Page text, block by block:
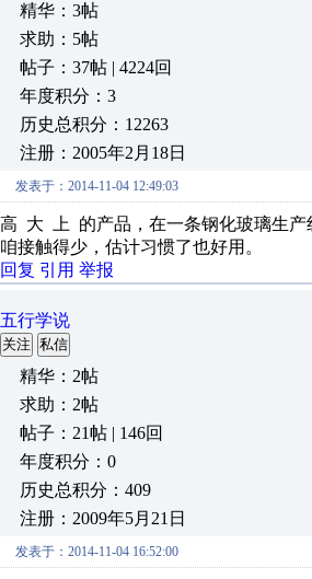
精华：3帖
求助：5帖
帖子：37帖 | 4224回
年度积分：3
历史总积分：12263
注册：2005年2月18日
发表于：2014-11-04 12:49:03
高 大 上 的产品，在一条钢化玻璃生产
咱接触得少，估计习惯了也好用。
回复 引用 举报
五行学说
关注 私信
精华：2帖
求助：2帖
帖子：21帖 | 146回
年度积分：0
历史总积分：409
注册：2009年5月21日
发表于：2014-11-04 16:52:00